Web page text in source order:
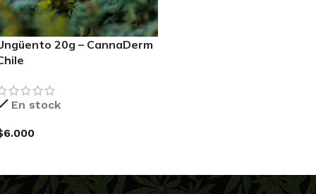
20g – CannaDerm
En stock
6.000